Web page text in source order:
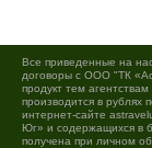
Все приведенные на
договоры с ООО "ТК
продукт тем
производится в
интернет-сайте
Юг» и содержащихся в
получена при личном